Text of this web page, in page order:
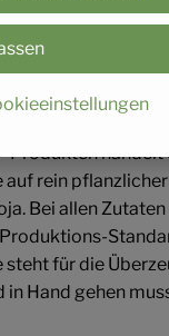
Handwerk und
Produkten handelt
rein pflanzlicher
Bei allen
für die
in Hand gehen